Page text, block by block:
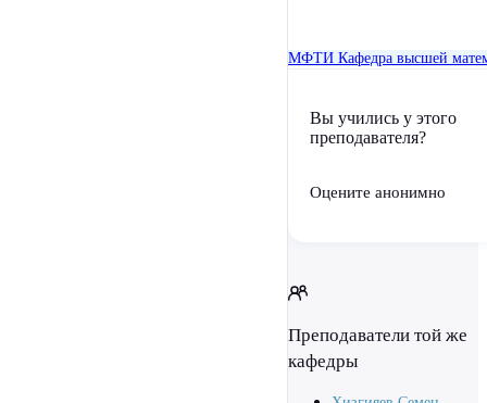
МФТИ Кафедра высшей
Вы учились у этого
преподавателя?
Оцените анонимно
Преподаватели той же
кафедры